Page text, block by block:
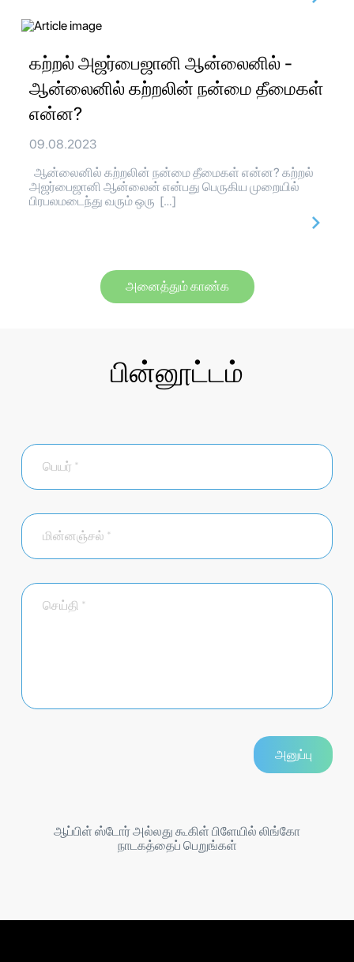
கற்றல் அஜர்பைஜானி ஆன்லைனில் -
ஆன்லைனில் கற்றலின் நன்மை தீமைகள்
என்ன?
09.08.2023
ஆன்லைனில் கற்றலின் நன்மை தீமைகள் என்ன? கற்றல்
அஜர்பைஜானி ஆன்லைன் என்பது பெருகிய முறையில்
பிரபலமடைந்து வரும் ஒரு […]
அனைத்தும் காண்க
பின்னூட்டம்
ஆப்பிள் ஸ்டோர் அல்லது கூகிள் பிளேயில் லிங்கோ
நாடகத்தைப் பெறுங்கள்